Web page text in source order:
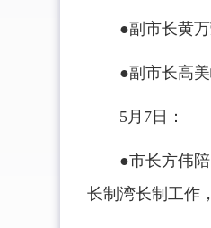
●副市长黄
●副市长高
5月7日：
●市长方伟
长制湾长制工作